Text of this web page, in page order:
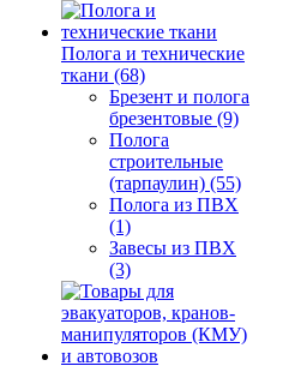
Полога и технические
ткани (68)
Брезент и полога
брезентовые (9)
Полога
строительные
(тарпаулин) (55)
Полога из ПВХ
(1)
Завесы из ПВХ
(3)